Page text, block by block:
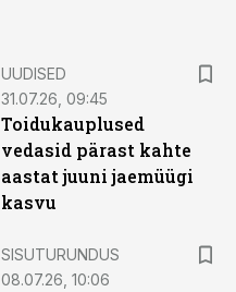
UUDISED
31.07.26, 09:45
Toidukauplused
vedasid pärast kahte
aastat juuni jaemüügi
kasvu
SISUTURUNDUS
08.07.26, 10:06